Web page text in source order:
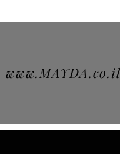
www.MAYDA.co.il